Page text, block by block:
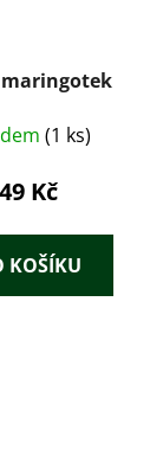
maringotek
(1 ks)
49 Kč
KOŠÍKU